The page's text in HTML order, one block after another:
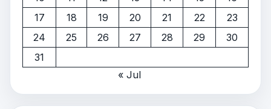
17
18 19 20 21 22
23
24
25 26 27 28 29
30
31
« Jul